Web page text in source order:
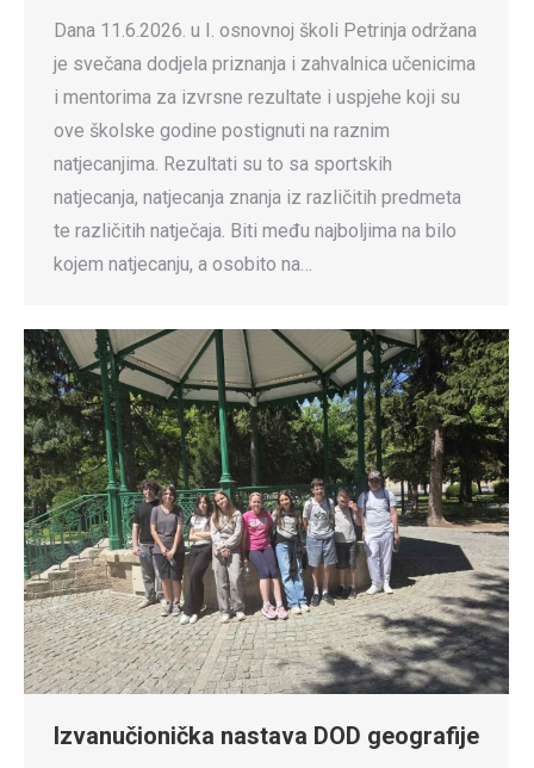
Dana 11.6.2026. u I. osnovnoj školi Petrinja održana
je svečana dodjela priznanja i zahvalnica učenicima
i mentorima za izvrsne rezultate i uspjehe koji su
ove školske godine postignuti na raznim
natjecanjima. Rezultati su to sa sportskih
natjecanja, natjecanja znanja iz različitih predmeta
te različitih natječaja. Biti među najboljima na bilo
kojem natjecanju, a osobito na…
Izvanučionička nastava DOD geografije